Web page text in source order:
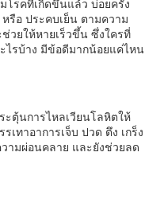
โรคที่เกิดขึ้นแล้ว บ่อยครั้ง
รือ ประคบเย็น ตามความ
วยให้หายเร็วขึ้น ซึ่งใครที่
ไรบ้าง มีข้อดีมากน้อยแค่ไหน
ตุ้นการไหลเวียนโลหิตให้
ทาอาการเจ็บ ปวด ตึง เกร็ง
ามผ่อนคลาย และยังช่วยลด